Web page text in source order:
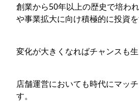
創業から50年以上の歴史で培わ
や事業拡大に向け積極的に投資
変化が大きくなればチャンスも生
店舗運営においても時代にマッ
す。